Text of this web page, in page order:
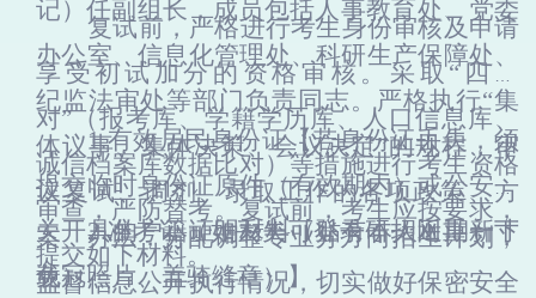
记）任副组长 ，成员包括人事教育处、党委
办公室、信息化管理处、科研生产保障处、
纪监法审处等部门负责同志。严格执行“集
体议事、集体决策、会议决定”的规程，审
议复试、调剂、录取工作的各项政策、方
案、办法，分配调整专业分方向招生计划，
监督信息公开执行情况，切实做好保密安全
复试前，严格进行考生身份审核及申请
享受初试加分的资格审核。采取“四比
对”（报考库、学籍学历库、人口信息库、
诚信档案库数据比对）等措施进行考生资格
审查，严防替考。复试前，考生应按要求，
提交如下材料。
1.有效居民身份证【若身份证丢失，须
提交临时身份证原件（有效期内）或公安机
关开具的户籍证明材料（贴有本人近期一寸
免冠照片、盖骑缝章）】
2.准考证（如丢失可登录研招网重新下
载）